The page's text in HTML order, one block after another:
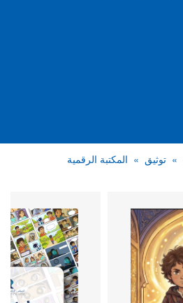
توثيق المكتبة الرقمية